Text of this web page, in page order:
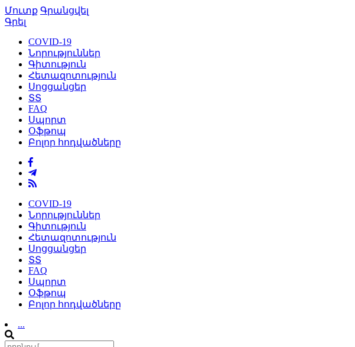
Մուտք Գրանցվել
Գրել
COVID-19
Նորություններ
Գիտություն
Հետազոտություն
Սոցցանցեր
ՏՏ
FAQ
Սպորտ
Օֆթոպ
Բոլոր հոդվածները
COVID-19
Նորություններ
Գիտություն
Հետազոտություն
Սոցցանցեր
ՏՏ
FAQ
Սպորտ
Օֆթոպ
Բոլոր հոդվածները
...